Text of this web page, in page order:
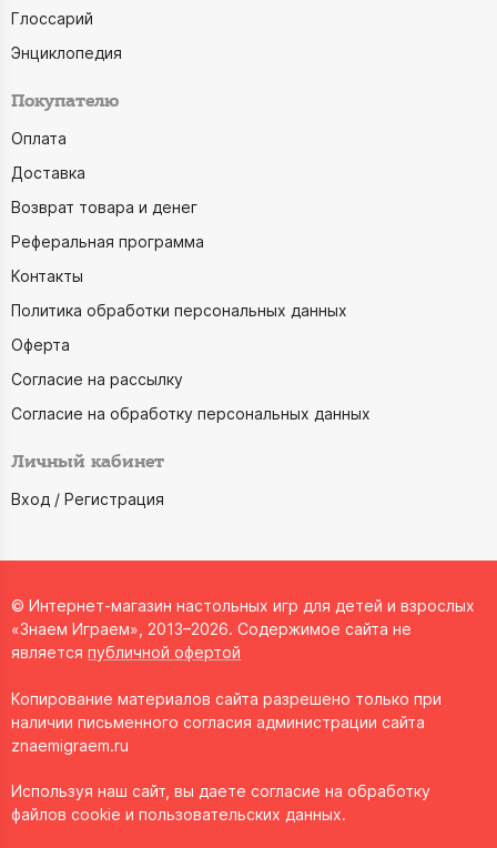
Глоссарий
Энциклопедия
Покупателю
Оплата
Доставка
Возврат товара и денег
Реферальная программа
Контакты
Политика обработки персональных данных
Оферта
Согласие на рассылку
Согласие на обработку персональных данных
Личный кабинет
Вход / Регистрация
© Интернет-магазин настольных игр для детей и взрослых
«Знаем Играем», 2013–2026. Содержимое сайта не
является публичной офертой
Копирование материалов сайта разрешено только при
наличии письменного согласия администрации сайта
znaemigraem.ru
Используя наш сайт, вы даете согласие на обработку
файлов cookie и пользовательских данных.